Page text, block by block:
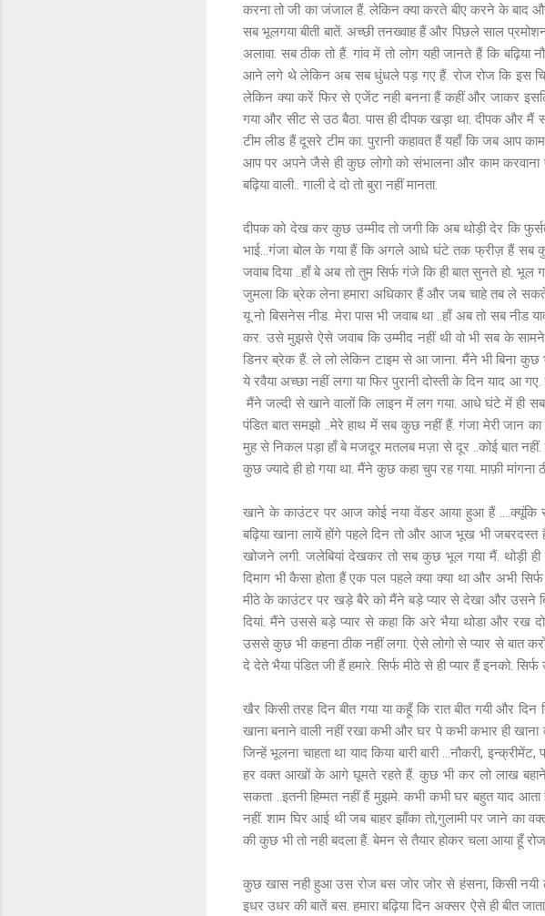
करना तो जी का जंजाल हैं. लेकिन क्या करते बीए करने के बाद
सब भूलगया बीती बातें. अच्छी तनख्वाह हैं और पिछले साल
अलावा. सब ठीक तो हैं. गांव में तो लोग यही जानते हैं कि
आने लगे थे लेकिन अब सब धुंधले पड़ गए हैं. रोज रोज कि इस चिक
लेकिन क्या करें फिर से एजेंट नही बनना हैं कहीं और जाकर
गया और सीट से उठ बैठा. पास ही दीपक खड़ा था. दीपक और
टीम लीड हैं दूसरे टीम का. पुरानी कहावत हैं यहाँ कि जब आप
आप पर अपने जैसे ही कुछ लोगो को संभालना और काम करवाना
बढ़िया वाली.. गाली दे दो तो बुरा नहीं मानता.
दीपक को देख कर कुछ उम्मीद तो जगी कि अब थोड़ी देर कि
भाई...गंजा बोल के गया हैं कि अगले आधे घंटे तक फ्रीज़ हैं सब
जवाब दिया ..हाँ बे अब तो तुम सिर्फ गंजे कि ही बात सुनते हो.
जुमला कि ब्रेक लेना हमारा अधिकार हैं और जब चाहे तब ले सकते
यू नो बिसनेस नीड. मेरा पास भी जवाब था ..हाँ अब तो सब नीड
कर. उसे मुझसे ऐसे जवाब कि उम्मीद नहीं थी वो भी सब के
डिनर ब्रेक हैं. ले लो लेकिन टाइम से आ जाना. मैंने भी बिना
ये रवैया अच्छा नहीं लगा या फिर पुरानी दोस्ती के दिन याद
मैंने जल्दी से खाने वालों कि लाइन में लग गया. आधे घंटे में ही
पंडित बात समझो ..मेरे हाथ में सब कुछ नहीं हैं. गंजा मेरी जान
मुह से निकल पड़ा हाँ बे मजदूर मतलब मज़ा से दूर ..कोई बात
कुछ ज्यादे ही हो गया था. मैंने कुछ कहा चुप रह गया. माफ़ी
खाने के काउंटर पर आज कोई नया वेंडर आया हुआ हैं ....क्यूंकि
बढ़िया खाना लायें होंगे पहले दिन तो और आज भूख भी
खोजने लगी. जलेबियां देखकर तो सब कुछ भूल गया मैं. थोड़ी
दिमाग भी कैसा होता हैं एक पल पहले क्या क्या था और अभी
मीठे के काउंटर पर खड़े बैरे को मैंने बड़े प्यार से देखा और उसने
दियां. मैंने उससे बड़े प्यार से कहा कि अरे भैया थोडा और रख
उससे कुछ भी कहना ठीक नहीं लगा. ऐसे लोगो से प्यार से बात
दे देते भैया पंडित जी हैं हमारे. सिर्फ मीठे से ही प्यार हैं इनको.
खैर किसी तरह दिन बीत गया या कहूँ कि रात बीत गयी और
खाना बनाने वाली नहीं रखा कभी और घर पे कभी कभार ही
जिन्हें भूलना चाहता था याद किया बारी बारी ...नौकरी,
हर वक्त आखों के आगे घूमते रहते हैं. कुछ भी कर लो लाख बहाने
सकता ..इतनी हिम्मत नहीं हैं मुझमे. कभी कभी घर बहुत याद
नहीं. शाम घिर आई थी जब बाहर झाँका तो,गुलामी पर जाने का
की कुछ भी तो नही बदला हैं. बेमन से तैयार होकर चला आया हूँ
कुछ खास नही हुआ उस रोज बस जोर जोर से हंसना, किसी नयी
इधर उधर की बातें बस. हमारा बढ़िया दिन अक्सर ऐसे ही बीत